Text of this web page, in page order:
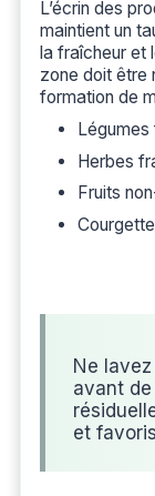
L’écrin des
maintient un
la fraîcheur et
zone doit être
formation de
Herbes
Fruits
Ne
avant de
et